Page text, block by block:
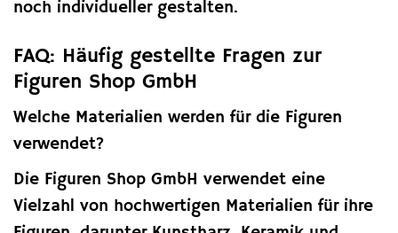
noch individueller gestalten.
FAQ: Häufig gestellte Fragen zur
Figuren Shop GmbH
Welche Materialien werden für die Figuren
verwendet?
Die Figuren Shop GmbH verwendet eine
Vielzahl von hochwertigen Materialien für ihre